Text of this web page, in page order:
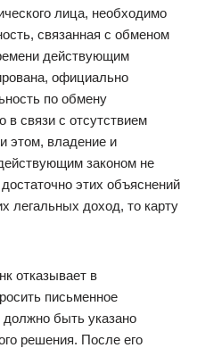
лица, необходимо
связанная с обменом
действующим
официально
по обмену
в связи с отсутствием
этом, владение и
законом не
этих объяснений
легальных доход, то карту
отказывает в
письменное
быть указано
решения. После его